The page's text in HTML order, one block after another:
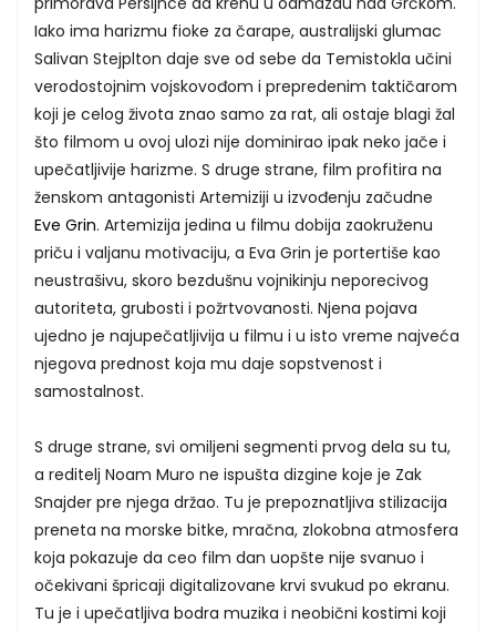
Iako ima harizmu fioke za čarape, australijski glumac
Salivan Stejplton daje sve od sebe da Temistokla učini
verodostojnim vojskovođom i prepredenim taktičarom
koji je celog života znao samo za rat, ali ostaje blagi žal
što filmom u ovoj ulozi nije dominirao ipak neko jače i
upečatljivije harizme. S druge strane, film profitira na
ženskom antagonisti Artemiziji u izvođenju začudne
Eve Grin. Artemizija jedina u filmu dobija zaokruženu
priču i valjanu motivaciju, a Eva Grin je portertiše kao
neustrašivu, skoro bezdušnu vojnikinju neporecivog
autoriteta, grubosti i požrtvovanosti. Njena pojava
ujedno je najupečatljivija u filmu i u isto vreme najveća
njegova prednost koja mu daje sopstvenost i
samostalnost.
S druge strane, svi omiljeni segmenti prvog dela su tu,
a reditelj Noam Muro ne ispušta dizgine koje je Zak
Snajder pre njega držao. Tu je prepoznatljiva stilizacija
preneta na morske bitke, mračna, zlokobna atmosfera
koja pokazuje da ceo film dan uopšte nije svanuo i
očekivani špricaji digitalizovane krvi svukud po ekranu.
Tu je i upečatljiva bodra muzika i neobični kostimi koji